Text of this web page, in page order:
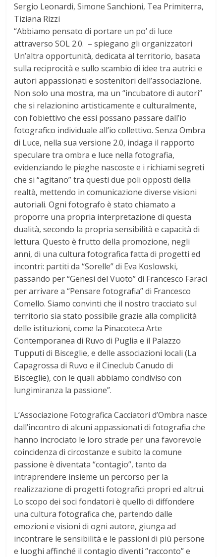
Sergio Leonardi, Simone Sanchioni, Tea Primiterra,
Tiziana Rizzi
“Abbiamo pensato di portare un po’ di luce
attraverso SOL 2.0. – spiegano gli organizzatori
Un’altra opportunità, dedicata al territorio, basata
sulla reciprocità e sullo scambio di idee tra autrici e
autori appassionati e sostenitori dell’associazione.
Non solo una mostra, ma un “incubatore di autori”
che si relazionino artisticamente e culturalmente,
con l’obiettivo che essi possano passare dall’io
fotografico individuale all’io collettivo. Senza Ombra
di Luce, nella sua versione 2.0, indaga il rapporto
speculare tra ombra e luce nella fotografia,
evidenziando le pieghe nascoste e i richiami segreti
che si “agitano” tra questi due poli opposti della
realtà, mettendo in comunicazione diverse visioni
autoriali. Ogni fotografo è stato chiamato a
proporre una propria interpretazione di questa
dualità, secondo la propria sensibilità e capacità di
lettura. Questo è frutto della promozione, negli
anni, di una cultura fotografica fatta di progetti ed
incontri: partiti da “Sorelle” di Eva Koslowski,
passando per “Genesi del Vuoto” di Francesco Faraci
per arrivare a “Pensare fotografia” di Francesco
Comello. Siamo convinti che il nostro tracciato sul
territorio sia stato possibile grazie alla complicità
delle istituzioni, come la Pinacoteca Arte
Contemporanea di Ruvo di Puglia e il Palazzo
Tupputi di Bisceglie, e delle associazioni locali (La
Capagrossa di Ruvo e il Cineclub Canudo di
Bisceglie), con le quali abbiamo condiviso con
lungimiranza la passione”.
L’Associazione Fotografica Cacciatori d’Ombra nasce
dall’incontro di alcuni appassionati di fotografia che
hanno incrociato le loro strade per una favorevole
coincidenza di circostanze e subito la comune
passione è diventata “contagio”, tanto da
intraprendere insieme un percorso per la
realizzazione di progetti fotografici propri ed altrui.
Lo scopo dei soci fondatori è quello di diffondere
una cultura fotografica che, partendo dalle
emozioni e visioni di ogni autore, giunga ad
incontrare le sensibilità e le passioni di più persone
e luoghi affinché il contagio diventi “racconto” e